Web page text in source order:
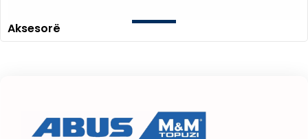
Aksesorë